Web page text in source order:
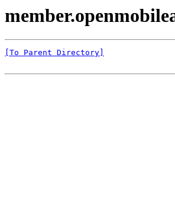
[To Parent Directory]